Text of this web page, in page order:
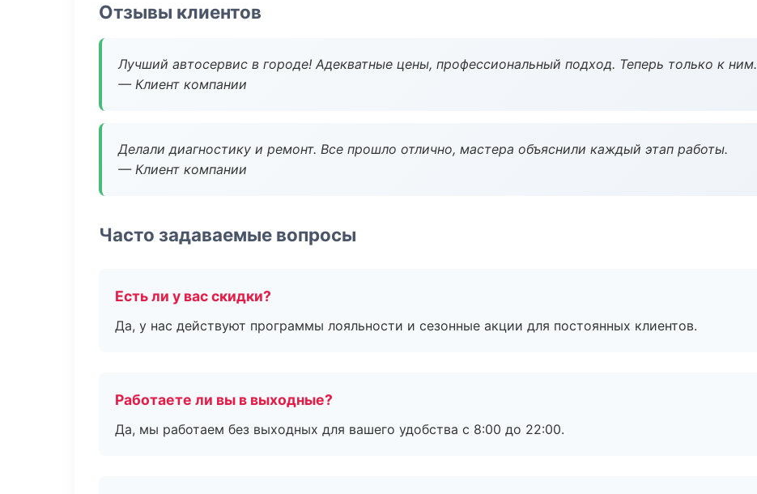
Отзывы клиентов
Лучший автосервис в городе! Адекватные цены, профессиональный подход. Теперь только к ним.
— Клиент компании
Делали диагностику и ремонт. Все прошло отлично, мастера объяснили каждый этап работы.
— Клиент компании
Часто задаваемые вопросы
Есть ли у вас скидки?
Да, у нас действуют программы лояльности и сезонные акции для постоянных клиентов.
Работаете ли вы в выходные?
Да, мы работаем без выходных для вашего удобства с 8:00 до 22:00.